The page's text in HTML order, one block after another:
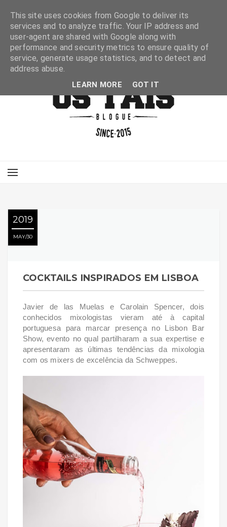
2019
MAY 30
COCKTAILS INSPIRADOS EM LISBOA
Javier de las Muelas e Carolain Spencer, dois
conhecidos mixologistas vieram até à capital
portuguesa para marcar presença no Lisbon Bar
Show, evento no qual partilharam a sua expertise e
apresentaram as últimas tendências da mixologia
com os mixers de excelência da Schweppes.
This site uses cookies from Google to deliver its
services and to analyze traffic. Your IP address and
user-agent are shared with Google along with
performance and security metrics to ensure quality of
service, generate usage statistics, and to detect and
address abuse.
LEARN MORE GOT IT